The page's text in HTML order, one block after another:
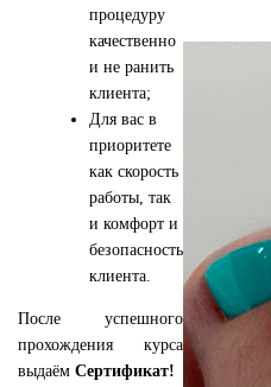
процедуру
качественно
и не ранить
клиента;
Для вас в
приоритете
как скорость
работы, так
и комфорт и
безопасность
клиента.
После успешного
прохождения курса
выдаём Сертификат!